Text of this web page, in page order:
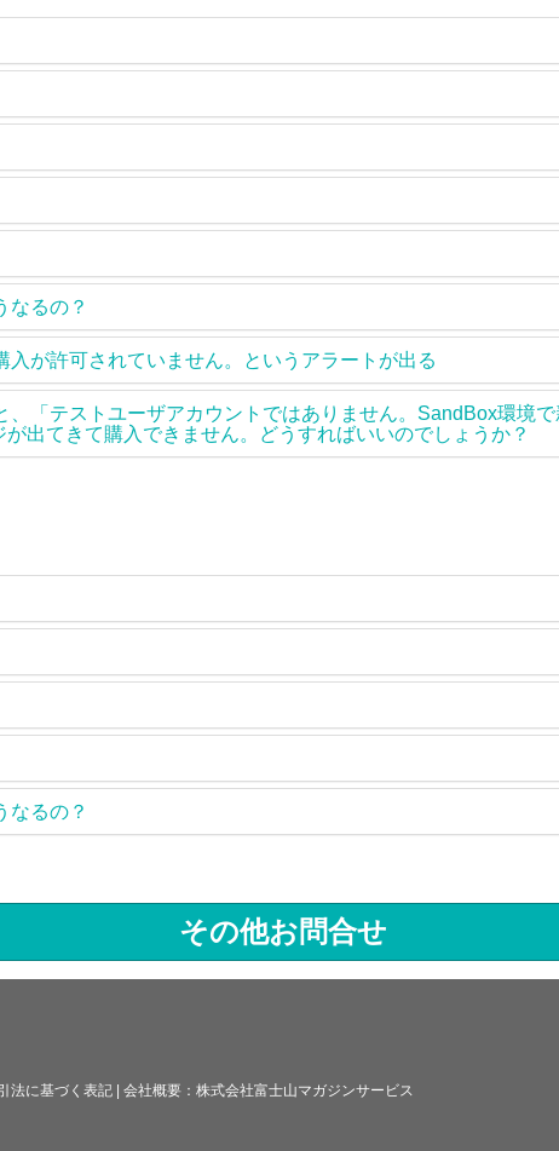
なるの？
が許可されていません。というアラートが出る
「テストユーザアカウントではありません。SandBox環境で
出てきて購入できません。どうすればいいのでしょうか？
なるの？
その他お問合せ
法に基づく表記 会社概要： 株式会社富士山マガジンサービス